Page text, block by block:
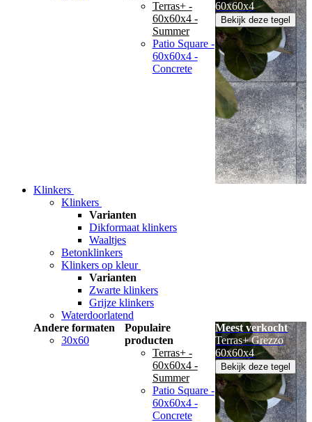
Terras+ -
60x60x4 -
Summer
Patio Square -
60x60x4 -
Concrete
60x60x4
Bekijk deze tegel
Klinkers
Klinkers
Varianten
Dikformaat klinkers
Waaltjes
Betonklinkers
Klinkers op kleur
Varianten
Zwarte klinkers
Grijze klinkers
Waterdoorlatend
Andere formaten
30x60
Populaire
producten
Terras+ -
60x60x4 -
Summer
Patio Square -
60x60x4 -
Concrete
Meest verkocht
Terras+ Grezzo
60x60x4
Bekijk deze tegel